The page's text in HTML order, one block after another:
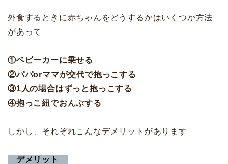
外食するときに赤ちゃんをどうするかはいくつか方法
があって
①ベビーカーに乗せる
②パパorママが交代で抱っこする
③1人の場合はずっと抱っこする
④抱っこ紐でおんぶする
しかし、それぞれこんなデメリットがあります
デメリット